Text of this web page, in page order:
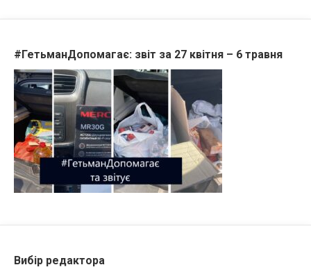
#ГетьманДопомагає: звіт за 27 квітня – 6 травня
Вибір редактора